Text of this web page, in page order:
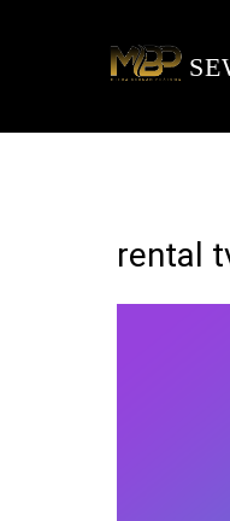
rental